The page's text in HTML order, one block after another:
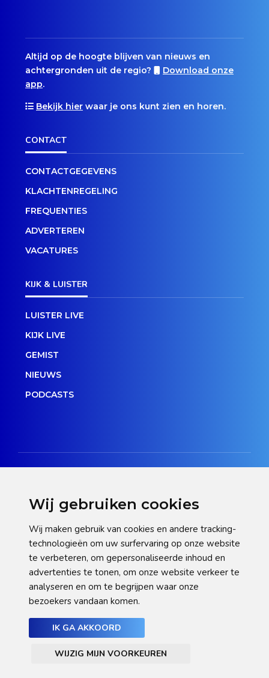
Wij gebruiken cookies
Wij maken gebruik van cookies en andere tracking-
technologieën om uw surfervaring op onze website
te verbeteren, om gepersonaliseerde inhoud en
advertenties te tonen, om onze website verkeer te
analyseren en om te begrijpen waar onze
bezoekers vandaan komen.
IK GA AKKOORD
WIJZIG MIJN VOORKEUREN
Altijd op de hoogte blijven van nieuws en
achtergronden uit de regio?
Download onze
app.
Bekijk hier waar je ons kunt zien en horen.
CONTACT
CONTACTGEGEVENS
KLACHTENREGELING
FREQUENTIES
ADVERTEREN
VACATURES
KIJK & LUISTER
LUISTER LIVE
KIJK LIVE
GEMIST
NIEUWS
PODCASTS
Privacy verklaring
Cookie statement
Pas hier uw cookie-instellingen aan